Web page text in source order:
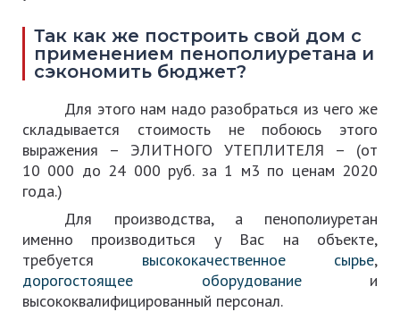
Так как же построить свой дом с
применением пенополиуретана и
сэкономить бюджет?
Для этого нам надо разобраться из чего же
складывается стоимость не побоюсь этого
выражения – ЭЛИТНОГО УТЕПЛИТЕЛЯ – (от
10 000 до 24 000 руб. за 1 м3 по ценам 2020
года.)
Для производства, а пенополиуретан
именно производиться у Вас на объекте,
требуется высококачественное сырье,
дорогостоящее оборудованиеи
высококвалифицированный персонал.